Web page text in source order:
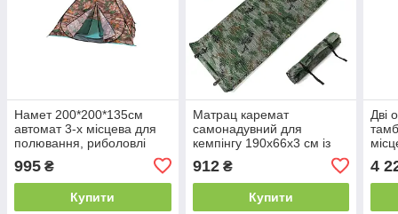
Намет 200*200*135см
автомат 3-х місцева для
полювання, риболовлі
995 ₴
Купити
Матрац каремат
самонадувний для
кемпінгу 190х66х3 см із
912₴
Купити
Дві
4